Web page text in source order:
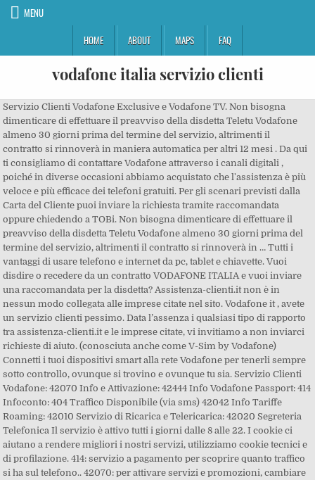
MENU
HOME
ABOUT MAPS FAQ
vodafone italia servizio clienti
Servizio Clienti Vodafone Exclusive e Vodafone TV. Non bisogna dimenticare di effettuare il preavviso della disdetta Teletu Vodafone almeno 30 giorni prima del termine del servizio, altrimenti il contratto si rinnoverà in maniera automatica per altri 12 mesi . Da qui ti consigliamo di contattare Vodafone attraverso i canali digitali , poiché in diverse occasioni abbiamo acquistato che l'assistenza è più veloce e più efficace dei telefoni gratuiti. Per gli scenari previsti dalla Carta del Cliente puoi inviare la richiesta tramite raccomandata oppure chiedendo a TOBi. Non bisogna dimenticare di effettuare il preavviso della disdetta Teletu Vodafone almeno 30 giorni prima del termine del servizio, altrimenti il contratto si rinnoverà in … Tutti i vantaggi di usare telefono e internet da pc, tablet e chiavette. Vuoi disdire o recedere da un contratto VODAFONE ITALIA e vuoi inviare una raccomandata per la disdetta? Assistenza-clienti.it non è in nessun modo collegata alle imprese citate nel sito. Vodafone it , avete un servizio clienti pessimo. Data l’assenza i qualsiasi tipo di rapporto tra assistenza-clienti.it e le imprese citate, vi invitiamo a non inviarci richieste di aiuto. (conosciuta anche come V-Sim by Vodafone) Connetti i tuoi dispositivi smart alla rete Vodafone per tenerli sempre sotto controllo, ovunque si trovino e ovunque tu sia. Servizio Clienti Vodafone: 42070 Info e Attivazione: 42444 Info Vodafone Passport: 414 Infoconto: 404 Traffico Disponibile (via sms) 42042 Info Tariffe Roaming: 42010 Servizio di Ricarica e Telericarica: 42020 Segreteria Telefonica Il servizio è attivo tutti i giorni dalle 8 alle 22. I cookie ci aiutano a rendere migliori i nostri servizi, utilizziamo cookie tecnici e di profilazione. 414: servizio a pagamento per scoprire quanto traffico si ha sul telefono.. 42070: per attivare servizi e promozioni, cambiare il proprio piano e modificare i servizi attivi sulla Sim.. 40333: per scoprire e attivare le proprie Offerte Speciali dedicate.. 42010: per effettuare una o più ricariche.. 42246: per attivare i servizi via SMS.. 42586: per informazioni su Roaming Internazionale. La procedura risulta la stessa rispetto al mettersi in contatto dall’Italia chiamando gli altri numeri del 190. Attivo dalle 8 alle 22 (ora italiana). I clienti Vodafone Exclusive non devono chiamare il 190, disponibile per tutti i clienti Vodafone, ma hanno a disposizione un numero esclusivo. Vodafone TV Segreteria telefonica Servizi voce Email, MMS, APN e hotspot Vodafone Entertainment Vodafone Fax Opzione 20 Mega Glossario In questa sezione puoi trovare e approfondire il significato delle principali parole del mondo delle telecomunicazioni. Il numero +39 3492000190 è quello da comporre per contattare il servizio clienti Vodafone dall’estero. This page uses JavaScript. Vodafone: numero verde e orari assistenza clienti. In particolare troviamo il numero verde Vodafone 190 per i clienti residenziali, il numero 42323 per i clienti business e il numero +39 349 2000 190 per i clienti che si trovano all’estero. Per sapere come configurare e installare il tuo dispositivo, Per conoscere i nostri suggerimenti per sfruttare al meglio la tua connessione di linea fissa o fare il test della linea. Servizio clienti Vodafone TV 0284594650, attivo dalle 8:00 alle 23:00, dedicato esclusivamente all’assistenza su Vodafone TV. Vodafone Italia ha deciso di chiudere i servizi e l’opzione BlackBerry. 190 – servizio gratuito per i clienti Vodafone. Disdetta Abbonamento Vodafone . Vodafone - Offerte Telefonia Mobile, Fibra e ADSL, Smartphone fisc. Il numero è gratuito ed è attivo per i clienti che hanno offerte attive come numero privato. Attenzione. 190 – servizio gratuito per i clienti Vodafone. Per verificare online lo stato di avanzamento dell'attivazione della tua linea accedi al servizio dedicato. In Italia, è il terzo operatore di telefonia mobile (30% del mercato al 30 giugno 2018) dopo Wind Tre e TIM e il secondo operatore di telefonia fissa (13,3% del mercato al 30 giugno 2018) dopo TIM. Se siete impossibilitati temporaneamente a connettervi ad Internet ma volete comunque effettuare un reclamo Vodafone, la soluzione ideale è sicuramente possibile rivolgersi all’assistenza ufficiale della compagnia. Se vuoi saperne di più o negare il consenso all'uso dei cookie clicca qui . Servizi di filtro contenuti inappropriati, © Copyright 2021 Vodafone Italia S.p.A. - Partita IVA 08539010010 - REA: 974956. Per ascoltare la segreteria dall'estero devi aver personalizzato il codice d’accesso . This page remains functional without JavaScript, however, to see and use this page as it is meant to appear and be used, please use a JavaScript enabled browser. Per numero di clienti è in Italia il terzo operatore di telefonia fissa (12,1% del mercato al 31/03/2017) dopo TIM e Vodafone Italia. Il Servizio clienti Vodafone è in grado aiutarvi in ogni circostanza, compresi i casi di: Telefonia Mobile. 0284594650, attivo dalle 8:00 alle 21:00, dedicato esclusivamente all'assistenza su Vodafone TV. Il servizio clienti TIM Party è disponibile dal Lunedì al Venerdì dalle 9.00 alle 13.00 e dalle 14.30 alle 17.30; è riservato a clienti TIM fissi e mobili. Disdetta Abbonamento Vodafone . Il servizio clienti Vodafone risponde 24 ore su 24 tutti i giorni ma se si ha la necessità di parlare con un operatore bisogna necessariamente chiamare dalle 08:00 alle 22:00. Cambia nazione Disdetta Abbonamento è la soluzione ideale per te.Disdetta Abbonamento è un Servizio Online con cui poter disdire o recedere da qualsiasi abbonamento o contratto da casa inviando una Raccomandata con Ricevuta di Ritorno via Poste Italiane direttamente … Si tratta di un numero attivo tutti i giorni, dalle ore 8:00 alle 22:00 ora italiana. Abbiamo circa 27 posti di lavoro e dei vettori annunci per parola chiave servizio clienti vodafone in Italia Hai bisogno di controllare il tuo credito, gestire le tue offerte o le fatture? Disdetta Servizi VODAFONE ITALIA . Vuoi disdire o recedere un contratto VODAFONE ITALIA e devi inviare una raccomandata di disdetta? Il Servizio clienti Vodafone è in grado aiutarvi in ogni circostanza, compresi i casi di: Telefonia Mobile. TeleTu è un marchio di Vodafone Italia S.p.A. Infatti chi ha un contratto Vodafone Exclusive può chiamare il 193 tutti i giorni dalle 8:00 alle 22:00. I clienti Vodafone che utilizzano ancora questi servizi, ormai obsoleti, riceveranno un SMS che li informerà della loro chiusura. Casella postale 190 - Ivrea (TO) (per tutti gli abbonamenti mobile) Casella postale 109 - Asti (AT) (per tutti gli abbonamenti rete fissa), Per maggiori dettagli scopri tutti i numeri utili >, Casella postale 190 - Ivrea (TO) (per tutti gli abbonamenti mobile)Casella postale 109 - Asti (AT) (per tutti gli abbonamenti rete fissa). 3499190190 Servizio gratuito con app di WhatsApp. Attivo dalle 8 alle 22. La data della chiusura sarà Sabato 17 Settembre 2017. Il servizio è attivo tutti i giorni dalle 8 alle 22. Assistenza-clienti.it è un servizio pensato per raccogliere tutti i contatti delle imprese rendendoli facilmente accessibili al consumatore. Richiedici assistenza. Il servizio clienti Vodafone risponde 24 ore su 24 tutti i giorni ma se si ha la necessità di parlare con un operatore bisogna necessariamente chiamare dalle 08:00 alle 22:00. +39 348 2002323 dall’estero, attivo dalle 8:00 alle 22:00 ora italiana. Tutti i contenuti esclusivi del servizio streaming Starzplay, la piattaforma internazionale con film e serie tv on demand del network Starz, saranno integrati su Vodafone TV e accessibili in modo semplice e veloce, direttamente dal Vodafone TV Box al costo aggiuntivo di €4.99 al mese.. Con Starzplay i clienti di Vodafone TV potranno … Hai segnalato malfunzionamenti e disservizi al servizio clienti Vodafone senza ricevere alcuna risposta adeguata? ... suo puntale ed efficiente servizio clienti. Unione Consumatori Viale Guidoni, 12 50127 FIRENZE . p.c. L'area clienti Vodafone offre numerosi servizi, permettendoti di risolvere diversi problemi, come la configurazione o alcuni casi di malfunzionamento della linea, evitandoti di telefonare al servizio clienti ma anche permetterti di traslocare la linea fissa in una nuova abitazione. Per il Consumatore Mappa del sito Per Contattarci Notizie TeleTu su questo sito utilizza cookie tecnici e cookie analitici di terze parti. Dalle 22 alle 8 è attivo solo per il blocco della SIM o in caso di furto o smarrimento. Scopri le soluzioni di telefonia mobile per privati e aziende, le offerte per connettersi ad internet, i nuovi telefoni cellulari e i vantaggi del 190 Fai da te! Vodafone it , avete un servizio clienti pessimo. dxxxxxxxxxx. Per la migliore fruizione dei servizi da parte del Cliente, Vodafone mette a sua disposizione, attraverso il sito, l’area “190 Fai da te”, l’Applicazione “My Vodafone”, i numeri verdi ed il servizio clienti… This page remains functional without JavaScript, however, to see and use this page as it is meant to appear and be used, please use a JavaScript enabled browser. Al di fuori di questo orario, infatti, chiamando il 190 è possibile soltanto accedere al servizio di blocco della SIM, utile in caso di furto o smarrimento del cellulare. I loghi ed i marchi sono dei relativi proprietari. Your browser either doesnt support JavaScript or you have it turned off. ... suo puntale ed efficiente servizio clienti. La procedura risulta la stessa rispetto al mettersi in contatto dall’Italia chiamando gli altri numeri del 190. Siamo l'elenco telefonico più completo di tutta Italia. Ti risponderà TOBi, l'assistente digitale, e se servisse ulteriore aiuto ti farà parlare con un operatore. Per i clienti Business invece, ecco i numeri da digitare: 42323 e da rete fissa 800 227755, entrambi sono gratuiti.Il servizio è attivo dalle 08:00 alle 22:00. 06.948.080.95 o servizio gratuito di richiamata: Numero per chi desidera passare a Vodafone. 190, gratuito per numeri Vodafone Attivo tutti i giorni da